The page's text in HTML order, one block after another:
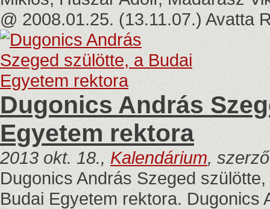
@ 2008.01.25. (13.11.07.) Avatta
Dugonics András
Egyetem rektora
2013 okt. 18., Kalendárium,
Dugonics András Szeged
Budai Egyetem rektora. Dugonics